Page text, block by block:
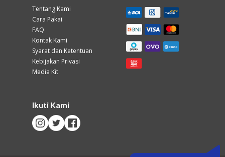
Tentang Kami
Cara Pakai
FAQ
Kontak Kami
Syarat dan Ketentuan
Kebijakan Privasi
Media Kit
Ikuti Kami